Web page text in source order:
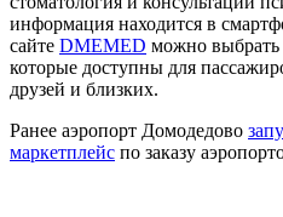
информация находится в
сайте DMEMED можно выбрать
которые доступны для
друзей и близких.
Ранее аэропорт Домодедово
маркетплейс по заказу